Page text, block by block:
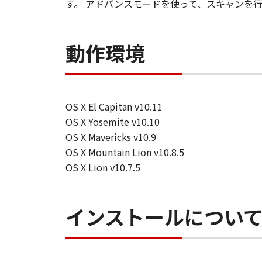
す。 アドバンスモードを使って、スキャンを
動作環境
OS X El Capitan v10.11
OS X Yosemite v10.10
OS X Mavericks v10.9
OS X Mountain Lion v10.8.5
OS X Lion v10.7.5
インストールについて